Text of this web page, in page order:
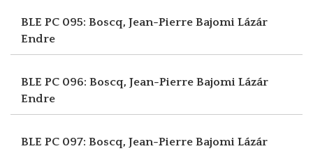
BLE PC 095: Boscq, Jean-Pierre Bajomi Lázár
Endre
BLE PC 096: Boscq, Jean-Pierre Bajomi Lázár
Endre
BLE PC 097: Boscq, Jean-Pierre Bajomi Lázár